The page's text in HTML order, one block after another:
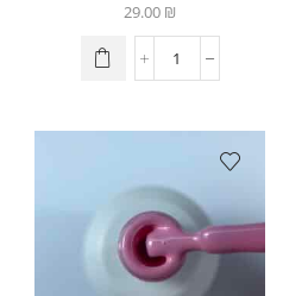
29.00 ₪